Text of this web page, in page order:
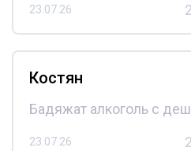
23.07.26
Костян
Бадяжат алкоголь с
23.07.26